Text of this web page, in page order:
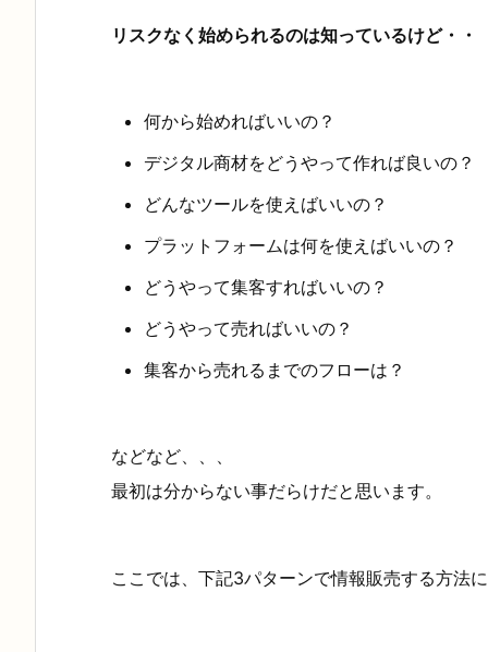
リスクなく始められるのは知っているけど・・
何から始めればいいの？
デジタル商材をどうやって作れば良いの？
どんなツールを使えばいいの？
プラットフォームは何を使えばいいの？
どうやって集客すればいいの？
どうやって売ればいいの？
集客から売れるまでのフローは？
などなど、、、
最初は分からない事だらけだと思います。
ここでは、下記3パターンで情報販売する方法